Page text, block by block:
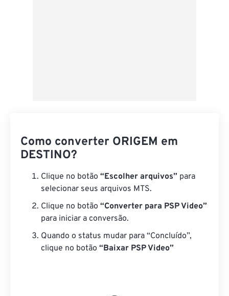
Como converter ORIGEM em
DESTINO?
Clique no botão “Escolher arquivos” para
selecionar seus arquivos MTS.
Clique no botão “Converter para PSP Video”
para iniciar a conversão.
Quando o status mudar para “Concluído”,
clique no botão “Baixar PSP Video”